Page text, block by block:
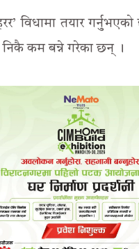
विधामा तयार
निकै कम बन्ने गरेका छन् ।